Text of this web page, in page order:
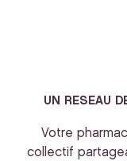
UN RESEAU
Votre
collectif